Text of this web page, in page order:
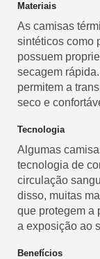
Materiais
As camisas
sintéticos como
possuem
secagem
permitem a
seco e
Tecnologia
Algumas
tecnologia de
circulação
disso, muitas
que protegem a
a exposição ao
Benefícios